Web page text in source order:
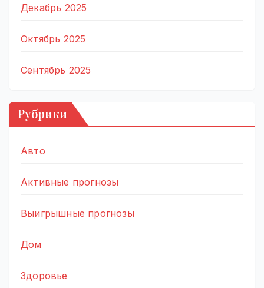
Декабрь 2025
Октябрь 2025
Сентябрь 2025
Рубрики
Авто
Активные прогнозы
Выигрышные прогнозы
Дом
Здоровье